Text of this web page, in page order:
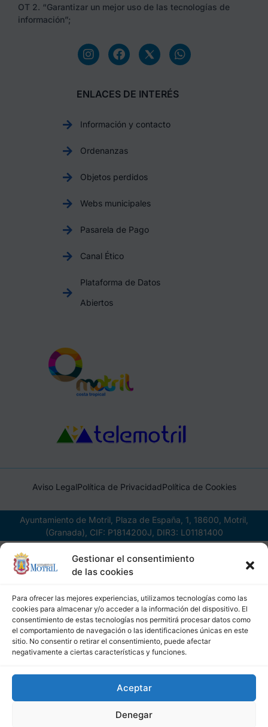
Gestionar el consentimiento
de las cookies
Para ofrecer las mejores experiencias, utilizamos tecnologías como las
cookies para almacenar y/o acceder a la información del dispositivo. El
consentimiento de estas tecnologías nos permitirá procesar datos como
el comportamiento de navegación o las identificaciones únicas en este
sitio. No consentir o retirar el consentimiento, puede afectar
negativamente a ciertas características y funciones.
Aceptar
Denegar
OT 2. “Garantizar un mejor uso de las tecnologías de
información”;
ENLACES DE INTERÉS
Información y contacto
Ordenanzas
Objetos perdidos
Webs municipales
Pasarela de Pago
Canal Ético
Plataforma de Datos
Abiertos
Aviso LegalPolítica de PrivacidadPolítica de Cookies
Ayuntamiento de Motril, Plaza de España, 1, 18600, Motril,
(Granada), CIF: P1814200J, DIR3: L01181400